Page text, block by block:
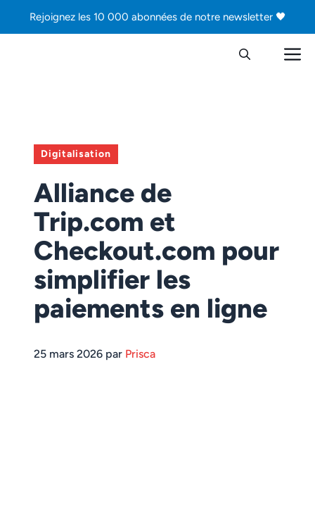
Rejoignez les 10 000 abonnées de notre newsletter 🖤
Digitalisation
Alliance de
Trip.com et
Checkout.com pour
simplifier les
paiements en ligne
25 mars 2026 par Prisca